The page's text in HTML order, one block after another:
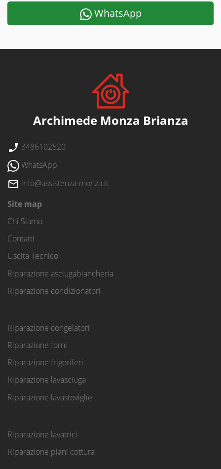
WhatsApp
Archimede Monza Brianza
3486102520
WhatsApp
info@assistenza-monza.it
Site map
Chi Siamo
Contatti
Uscita Tecnico
Riparazione asciugabiancheria
Riparazione condizionatori
Riparazione congelatori
Riparazione forni
Riparazione frigoriferi
Riparazione lavasciuga
Riparazione lavastoviglie
Riparazione lavatrici
Riparazione piani cottura